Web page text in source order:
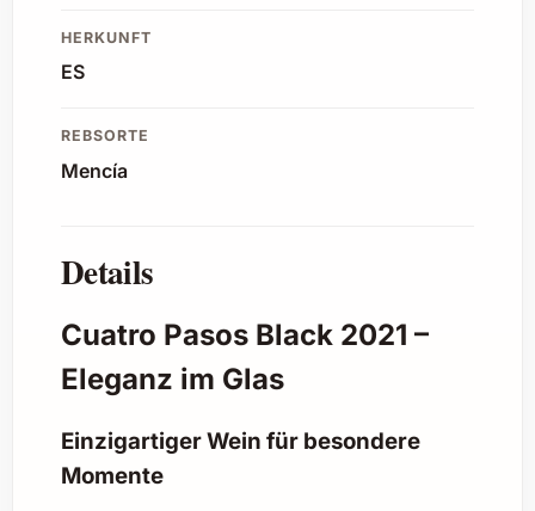
HERKUNFT
ES
REBSORTE
Mencía
Details
Cuatro Pasos Black 2021 –
Eleganz im Glas
Einzigartiger Wein für besondere
Momente